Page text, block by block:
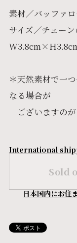
素材／バッファ
サイズ／チェー
＊天然素材で一
なる場合が
ございますのが
International
Sold
日本国内にお住